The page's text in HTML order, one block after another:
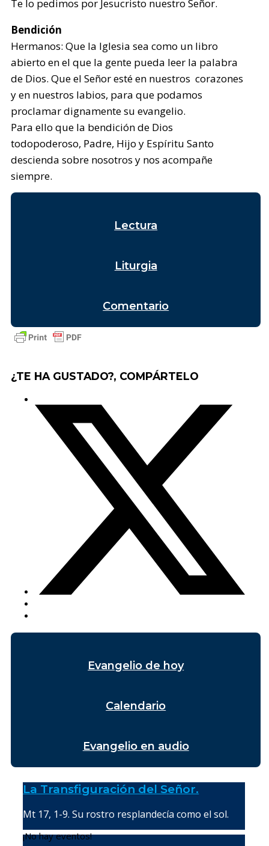
Te lo pedimos por Jesucristo nuestro Señor.
Bendición
Hermanos: Que la Iglesia sea como un libro
abierto en el que la gente pueda leer la palabra
de Dios. Que el Señor esté en nuestros corazones
y en nuestros labios, para que podamos
proclamar dignamente su evangelio.
Para ello que la bendición de Dios
todopoderoso, Padre, Hijo y Espíritu Santo
descienda sobre nosotros y nos acompañe
siempre.
Lectura
Liturgia
Comentario
¿TE HA GUSTADO?, COMPÁRTELO
Evangelio de hoy
Calendario
Evangelio en audio
La Transfiguración del Señor.
Mt 17, 1-9. Su rostro resplandecía como el sol.
¡No hay eventos!